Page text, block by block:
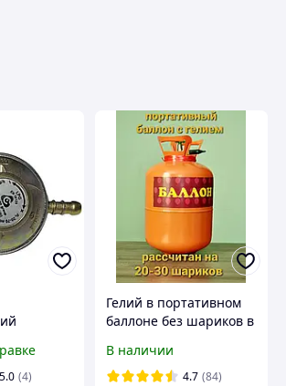
692.
5.0 (4)
Гелий в портативном
баллоне без шариков в
воздушных шаров .
Портативный
В наличии
4.7 (84)